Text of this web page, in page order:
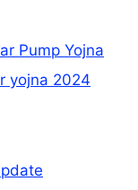
Pump Yojna
yojna 2024